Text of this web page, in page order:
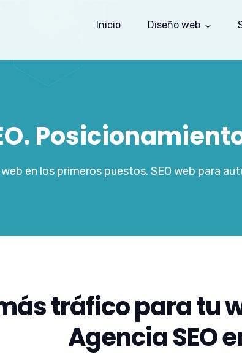
Inicio Diseño web
web en los primeros puestos. SEO web para
tráfico para tu
Agencia SEO